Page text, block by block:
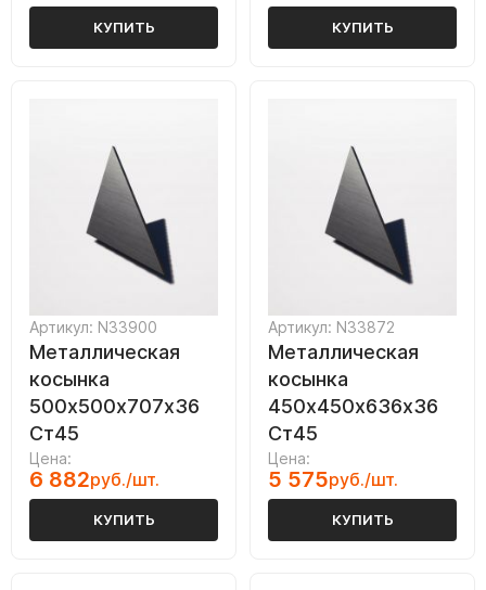
КУПИТЬ КУПИТЬ
Артикул: N33900
Металлическая
косынка
500х500х707х36
Ст45
Цена:
6 882руб./шт.
КУПИТЬ
Артикул: N33872
Металлическая
косынка
450х450х636х36
Ст45
Цена:
5 575руб./шт.
КУПИТЬ